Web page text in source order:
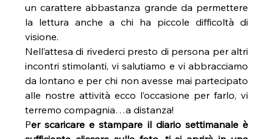
un carattere abbastanza grande da permettere
la lettura anche a chi ha piccole difficoltà di
visione.
Nell’attesa di rivederci presto di persona per altri
incontri stimolanti, vi salutiamo e vi abbracciamo
da lontano e per chi non avesse mai partecipato
alle nostre attività ecco l’occasione per farlo, vi
terremo compagnia…a distanza!
Per scaricare e stampare il diario settimanale è